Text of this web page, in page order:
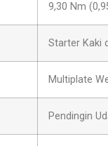
9,30 Nm
Starter Kaki
Multiplate
Pendingin